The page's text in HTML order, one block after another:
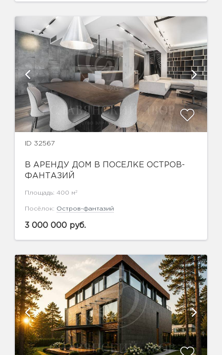
ID 32567
В АРЕНДУ ДОМ В ПОСЕЛКЕ ОСТРОВ-
ФАНТАЗИЙ
Площадь: 400 м 2
Посёлок: Остров-фантазий
3 000 000 руб.